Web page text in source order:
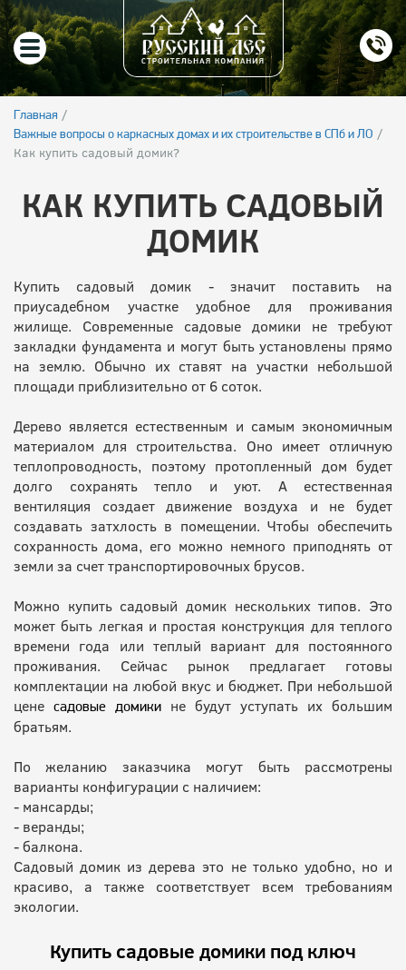
Главная /
Важные вопросы о каркасных домах и их строительстве в СПб и ЛО /
Как купить садовый домик?
КАК КУПИТЬ САДОВЫЙ
ДОМИК
Купить садовый домик - значит поставить на
приусадебном участке удобное для проживания
жилище. Современные садовые домики не требуют
закладки фундамента и могут быть установлены прямо
на землю. Обычно их ставят на участки небольшой
площади приблизительно от 6 соток.
Дерево является естественным и самым экономичным
материалом для строительства. Оно имеет отличную
теплопроводность, поэтому протопленный дом будет
долго сохранять тепло и уют. А естественная
вентиляция создает движение воздуха и не будет
создавать затхлость в помещении. Чтобы обеспечить
сохранность дома, его можно немного приподнять от
земли за счет транспортировочных брусов.
Можно купить садовый домик нескольких типов. Это
может быть легкая и простая конструкция для теплого
времени года или теплый вариант для постоянного
проживания. Сейчас рынок предлагает готовы
комплектации на любой вкус и бюджет. При небольшой
цене
садовые домики
не будут уступать их большим
братьям.
По желанию заказчика могут быть рассмотрены
варианты конфигурации с наличием:
- мансарды;
- веранды;
- балкона.
Садовый домик из дерева это не только удобно, но и
красиво, а также соответствует всем требованиям
экологии.
Купить садовые домики под ключ